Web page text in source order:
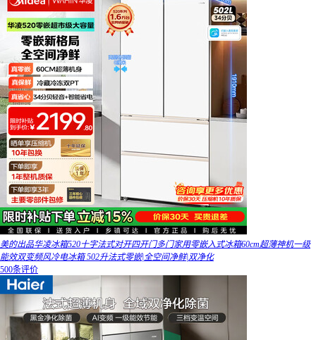
美的出品华凌冰箱520十字法式对开四开门多门家用零嵌入式冰箱60cm超薄神机一级
能效双变频风冷电冰箱 502升法式零嵌|全空间净鲜|双净化
500条评价